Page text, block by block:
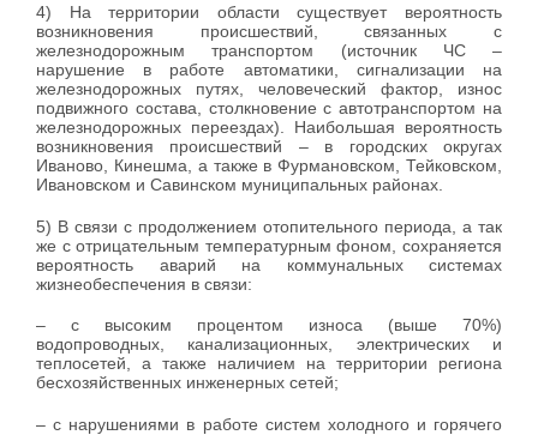
4) На территории области существует вероятность
возникновения происшествий, связанных с
железнодорожным транспортом (источник ЧС –
нарушение в работе автоматики, сигнализации на
железнодорожных путях, человеческий фактор, износ
подвижного состава, столкновение с автотранспортом на
железнодорожных переездах). Наибольшая вероятность
возникновения происшествий – в городских округах
Иваново, Кинешма, а также в Фурмановском, Тейковском,
Ивановском и Савинском муниципальных районах.
5) В связи с продолжением отопительного периода, а так
же с отрицательным температурным фоном, сохраняется
вероятность аварий на коммунальных системах
жизнеобеспечения в связи:
– с высоким процентом износа (выше 70%)
водопроводных, канализационных, электрических и
теплосетей, а также наличием на территории региона
бесхозяйственных инженерных сетей;
– с нарушениями в работе систем холодного и горячего